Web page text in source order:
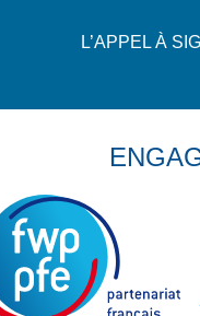
L’APPEL À